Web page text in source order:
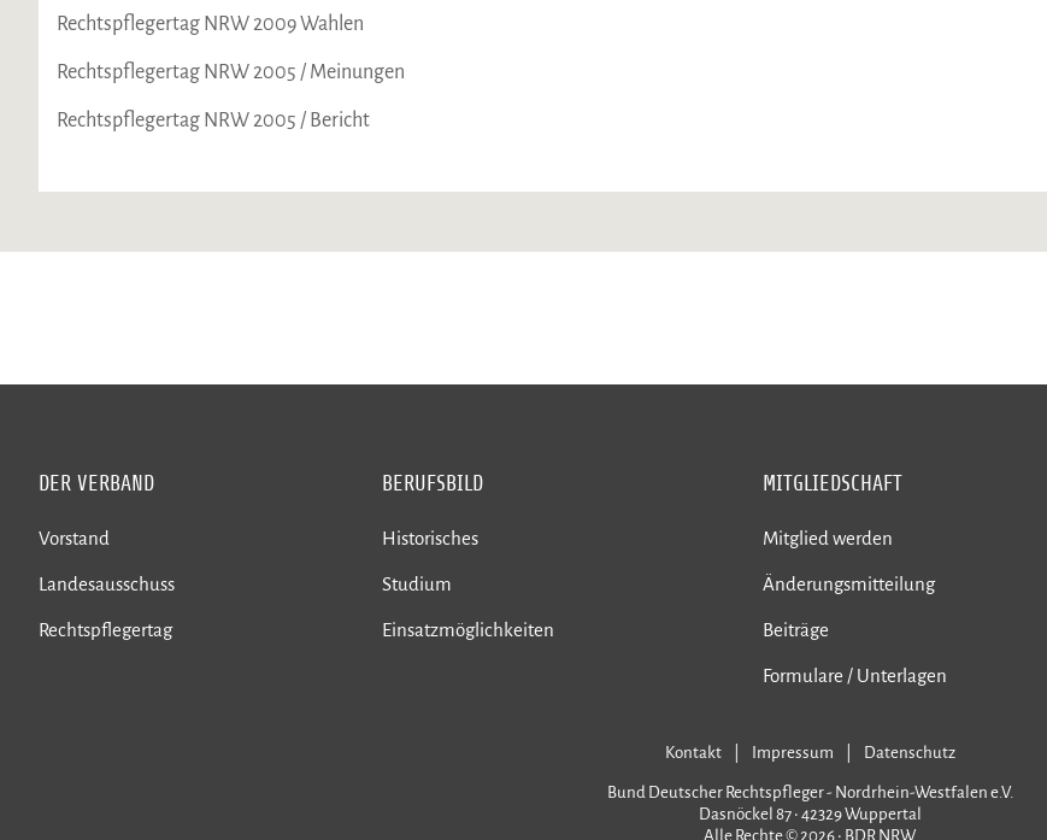
Rechtspflegertag NRW 2009 Wahlen
Rechtspflegertag NRW 2005 / Meinungen
Rechtspflegertag NRW 2005 / Bericht
DER VERBAND
Vorstand
Landesausschuss
Rechtspflegertag
BERUFSBILD
Historisches
Studium
Einsatzmöglichkeiten
MITGLIEDSCHAFT
Mitglied werden
Änderungsmitteilung
Beiträge
Formulare / Unterlagen
Kontakt Impressum Datenschutz
Bund Deutscher Rechtspfleger - Nordrhein-Westfalen e.V.
Dasnöckel 87 • 42329 Wuppertal
Alle Rechte © 2026 • BDR NRW